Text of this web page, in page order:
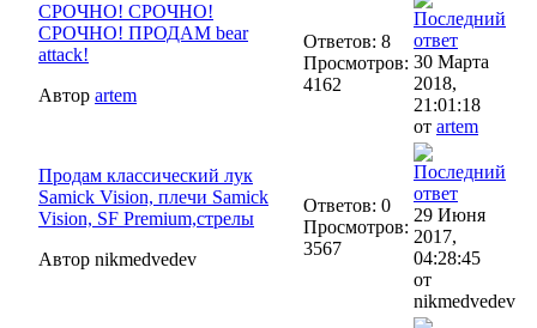
СРОЧНО! СРОЧНО!
СРОЧНО! ПРОДАМ bear
attack!
Автор artem
Ответов: 8
Просмотров:
4162
30 Марта
2018,
21:01:18
от artem
Продам классический лук
Samick Vision, плечи Samick
Vision, SF Premium,стрелы
Автор nikmedvedev
Ответов: 0
Просмотров:
3567
29 Июня
2017,
04:28:45
от
nikmedvedev